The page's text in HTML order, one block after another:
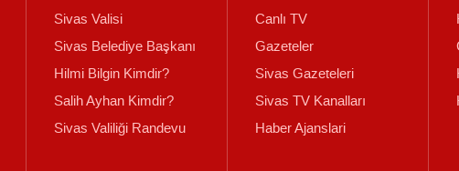
Sivas Valisi
Sivas Belediye Başkanı
Hilmi Bilgin Kimdir?
Salih Ayhan Kimdir?
Sivas Valiliği Randevu
Canlı TV
Gazeteler
Sivas Gazeteleri
Sivas TV Kanalları
Haber Ajanslari